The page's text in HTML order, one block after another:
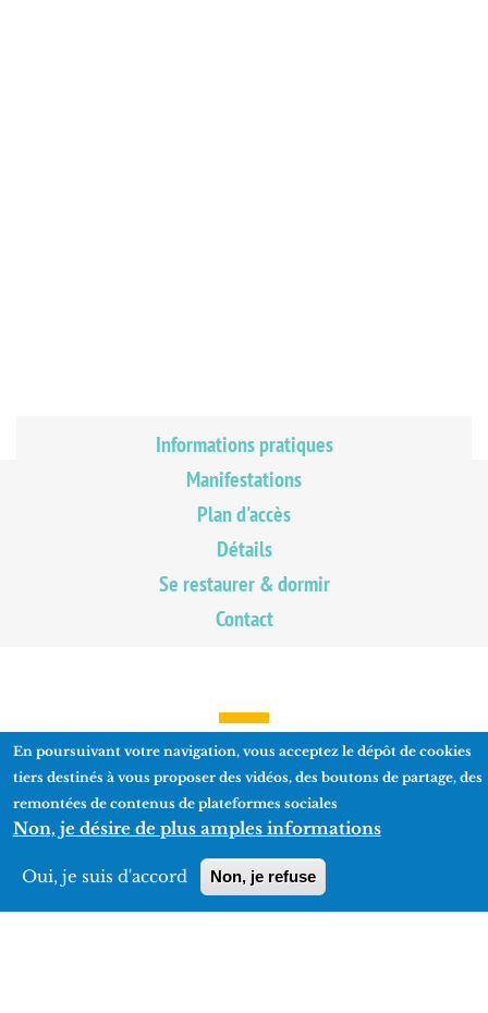
Informations pratiques
Manifestations
Plan d'accès
Détails
Se restaurer & dormir
Contact
INFORMATIONS
PRATIQUES
En poursuivant votre navigation, vous acceptez le dépôt de cookies
tiers destinés à vous proposer des vidéos, des boutons de partage, des
remontées de contenus de plateformes sociales
Non, je désire de plus amples informations
Oui, je suis d'accord Non, je refuse